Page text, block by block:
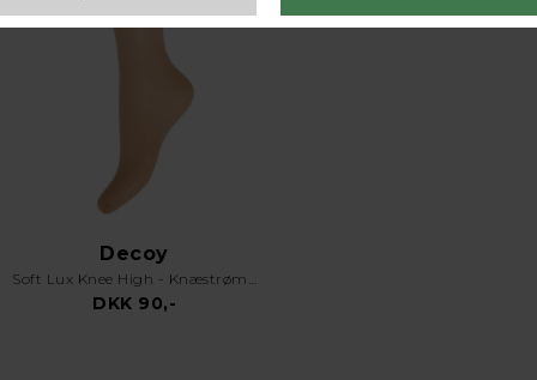
Decoy
Soft Lux Knee High - Knæstrømper 15 Denier - 2pk - Sand
DKK 90,-